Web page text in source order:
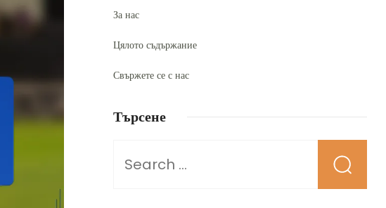
За нас
Цялото съдържание
Свържете се с нас
Търсене
for